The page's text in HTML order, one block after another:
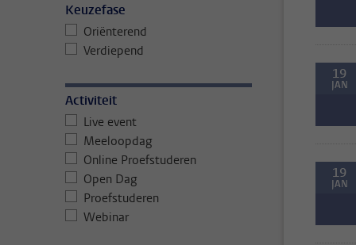
Keuzefase
Oriënterend
Verdiepend
Activiteit
Live event
Meeloopdag
Online Proefstuderen
Open Dag
Proefstuderen
Webinar
19
JAN
19
JAN